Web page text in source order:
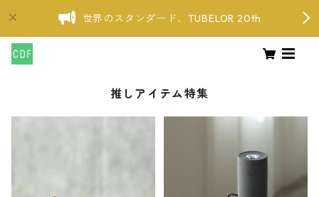
世界のスタンダード、TUBELOR 20th
推しアイテム特集